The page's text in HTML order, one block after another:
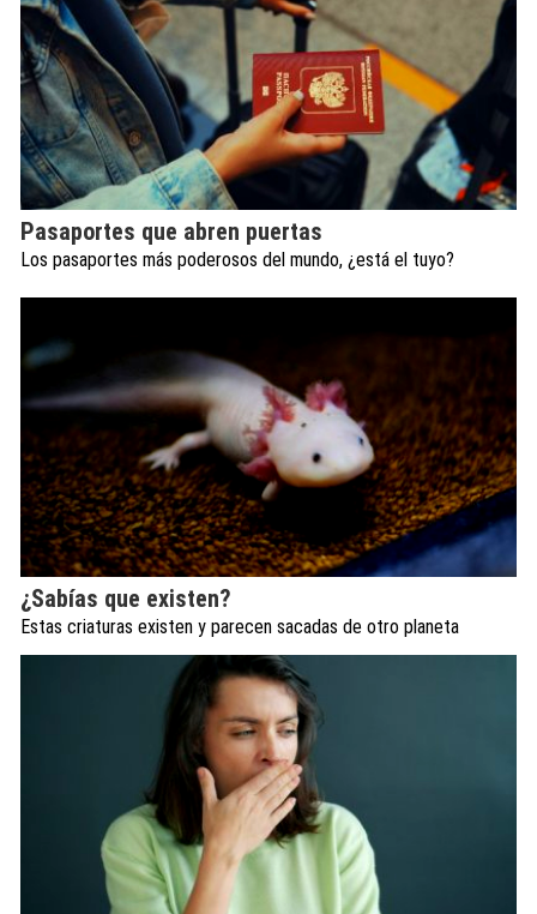
Pasaportes que abren puertas
Los pasaportes más poderosos del mundo, ¿está el tuyo?
¿Sabías que existen?
Estas criaturas existen y parecen sacadas de otro planeta